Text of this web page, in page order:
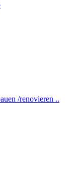
/renovieren ..